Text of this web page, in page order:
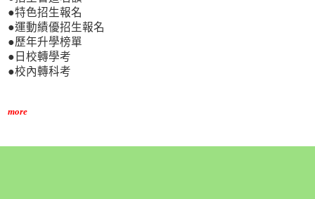
●特色招生報名
●運動績優招生報名
●歷年升學榜單
●日校轉學考
●校內轉科考
more